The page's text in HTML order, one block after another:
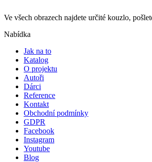
Ve všech obrazech najdete určité kouzlo,
Nabídka
Jak na to
Katalog
O projektu
Autoři
Dárci
Reference
Kontakt
Obchodní podmínky
GDPR
Facebook
Instagram
Youtube
Blog